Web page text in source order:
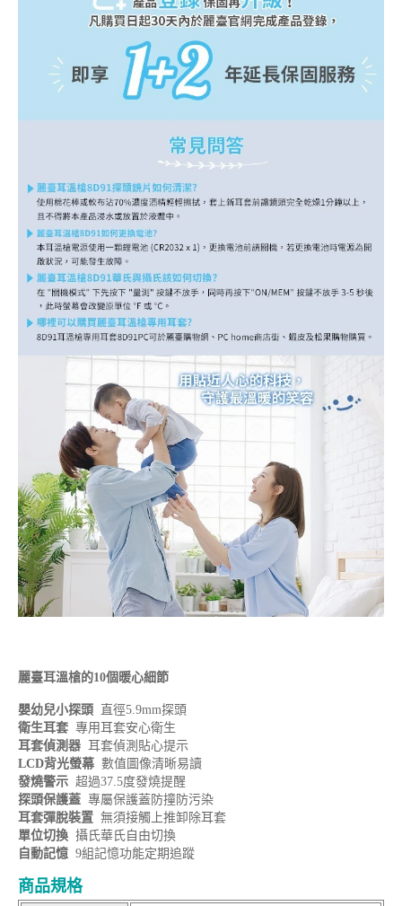
麗臺耳溫槍的10個暖心細節
嬰幼兒小探頭 直徑5.9mm探頭
衛生耳套 專用耳套安心衛生
耳套偵測器 耳套偵測貼心提示
LCD背光螢幕 數值圖像清晰易讀
發燒警示 超過37.5度發燒提醒
探頭保護蓋 專屬保護蓋防撞防污染
耳套彈脫裝置 無須接觸上推卸除耳套
單位切換 攝氏華氏自由切換
自動記憶 9組記憶功能定期追蹤
商品規格